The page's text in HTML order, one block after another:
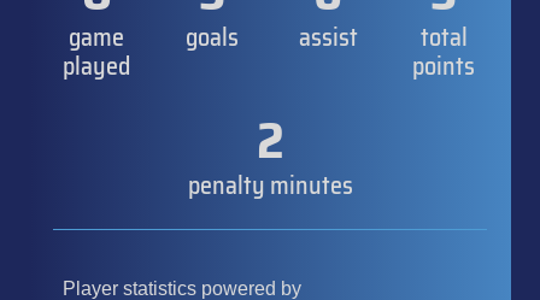
game
played
goals assist total
points
2
penalty minutes